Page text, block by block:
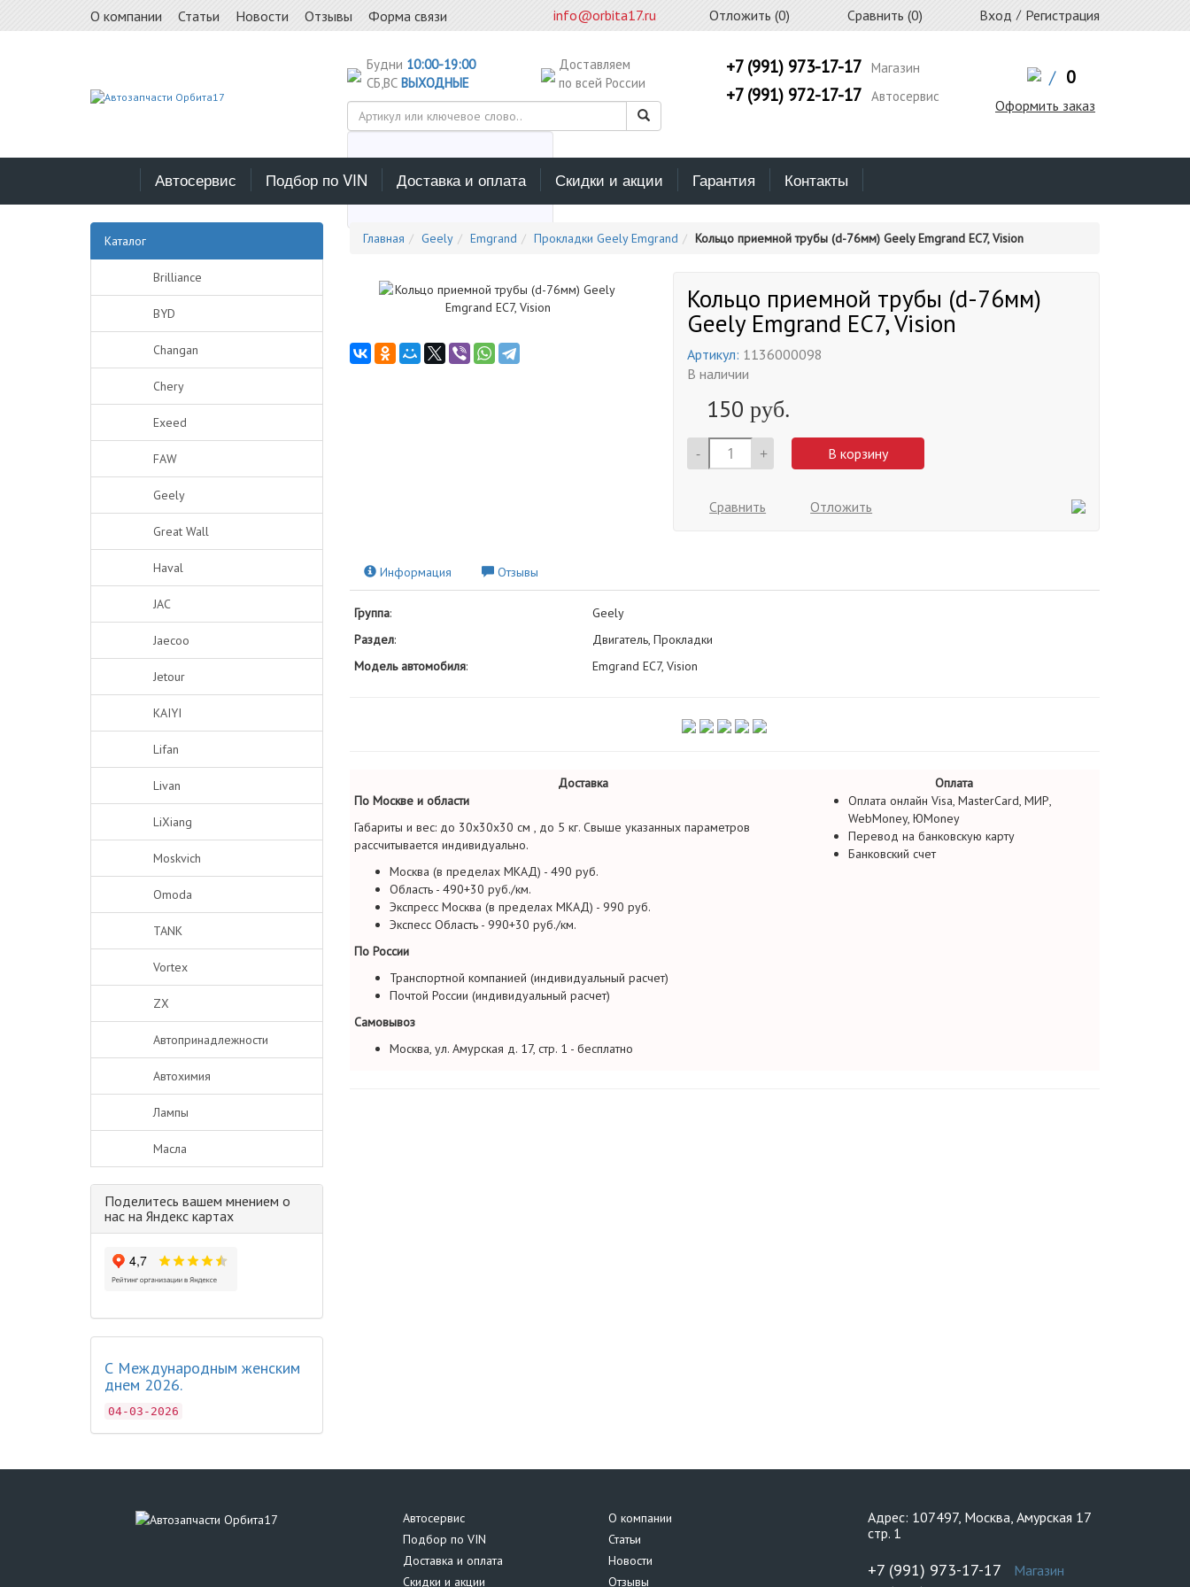
О компании Статьи Новости Отзывы Форма связи info@orbita17.ru Отложить (0) Сравнить (0) Вход / Регистрация
Будни 10:00-19:00
СБ,ВС ВЫХОДНЫЕ
Доставляем
по всей России
Выберите каталог поиска
+7 (991) 973-17-17 Магазин
+7 (991) 972-17-17 Автосервис
/ 0
Оформить заказ
Автосервис Подбор по VIN Доставка и оплата Скидки и акции Гарантия Контакты
Каталог
Brilliance
BYD
Changan
Chery
Exeed
FAW
Geely
Great Wall
Haval
JAC
Jaecoo
Jetour
KAIYI
Lifan
Livan
LiXiang
Moskvich
Omoda
TANK
Vortex
ZX
Автопринадлежности
Автохимия
Лампы
Масла
Поделитесь вашем мнением о
нас на Яндекс картах
С Международным женским
днем 2026.
04-03-2026
Главная Geely Emgrand Прокладки Geely Emgrand Кольцо приемной трубы (d-76мм) Geely Emgrand EC7, Vision
Кольцо приемной трубы (d-76мм)
Geely Emgrand EC7, Vision
Артикул: 1136000098
В наличии
150 руб.
- + В корзину
Сравнить Отложить
Информация Отзывы
Группа:
Geely
Раздел:
Двигатель, Прокладки
Модель автомобиля: Emgrand EC7, Vision
Доставка
Оплата
По Москве и области
Габариты и вес: до 30х30х30 см , до 5 кг. Свыше указанных параметров
рассчитывается индивидуально.
Москва (в пределах МКАД) - 490 руб.
Область - 490+30 руб./км.
Экспресс Москва (в пределах МКАД) - 990 руб.
Экспесс Область - 990+30 руб./км.
По России
Транспортной компанией (индивидуальный расчет)
Почтой России (индивидуальный расчет)
Самовывоз
Москва, ул. Амурская д. 17, стр. 1 - бесплатно
Оплата онлайн Visa, MasterCard, МИР,
WebMoney, ЮMoney
Перевод на банковскую карту
Банковский счет
Автосервис
Подбор по VIN
Доставка и оплата
Скидки и акции
О компании
Статьи
Новости
Отзывы
Адрес: 107497, Москва, Амурская 17
стр. 1
+7 (991) 973-17-17 Магазин